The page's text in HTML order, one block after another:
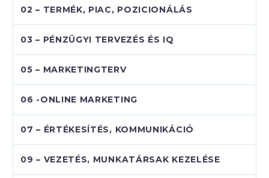
02 – TERMÉK, PIAC, POZICIONÁLÁS
03 – PÉNZÜGYI TERVEZÉS ÉS IQ
05 – MARKETINGTERV
06 -ONLINE MARKETING
07 – ÉRTÉKESÍTÉS, KOMMUNIKÁCIÓ
09 – VEZETÉS, MUNKATÁRSAK KEZELÉSE